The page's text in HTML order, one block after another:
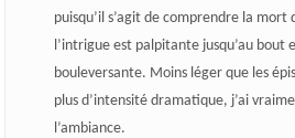
puisqu’il s’agit de comprendre la mort
l’intrigue est palpitante jusqu’au bout
bouleversante. Moins léger que les
plus d’intensité dramatique, j’ai
l’ambiance.